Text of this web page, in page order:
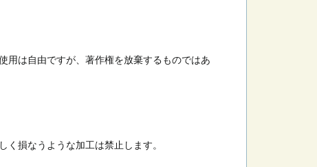
用は自由ですが、著作権を放棄するものではあ
損なうような加工は禁止します。